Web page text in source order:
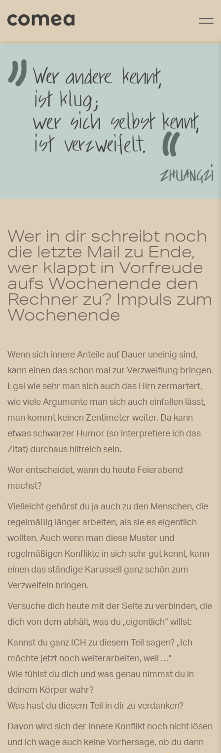
Wer in dir schreibt noch
die letzte Mail zu Ende,
wer klappt in Vorfreude
aufs Wochenende den
Rechner zu? Impuls zum
Wochenende
Wenn sich innere Anteile auf Dauer uneinig sind,
kann einen das schon mal zur Verzweiflung bringen.
Egal wie sehr man sich auch das Hirn zermartert,
wie viele Argumente man sich auch einfallen lässt,
man kommt keinen Zentimeter weiter. Da kann
etwas schwarzer Humor (so interpretiere ich das
Zitat) durchaus hilfreich sein.
Wer entscheidet, wann du heute Feierabend
machst?
Vielleicht gehörst du ja auch zu den Menschen, die
regelmäßig länger arbeiten, als sie es eigentlich
wollten. Auch wenn man diese Muster und
regelmäßigen Konflikte in sich sehr gut kennt, kann
einen das ständige Karussell ganz schön zum
Verzweifeln bringen.
Versuche dich heute mit der Seite zu verbinden, die
dich von dem abhält, was du „eigentlich“ willst:
Kannst du ganz ICH zu diesem Teil sagen? „Ich
möchte jetzt noch weiterarbeiten, weil …“
Wie fühlst du dich und was genau nimmst du in
deinem Körper wahr?
Was hast du diesem Teil in dir zu verdanken?
Davon wird sich der innere Konflikt noch nicht lösen
und ich wage auch keine Vorhersage, ob du dann